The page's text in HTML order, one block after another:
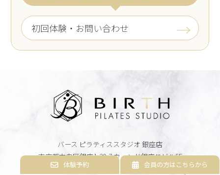
初回体験・お問い合わせ
バース ピラティススタジオ 銀座店
東京都中央区銀座1-20-7 ウィンド銀座Ⅲビル5F
体験予約 会員の方はこちらから